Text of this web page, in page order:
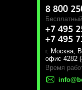
8 800
+7 495
+7 495
г. Москва,
офис 4282
Время